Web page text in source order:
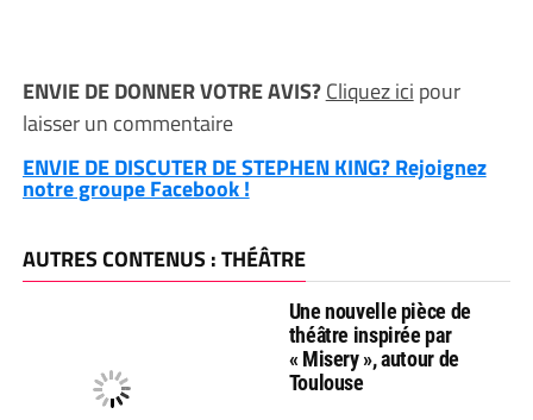
ENVIE DE DONNER VOTRE AVIS?Cliquez ici pour
laisser un commentaire
ENVIE DE DISCUTER DE STEPHEN KING? Rejoignez
notre groupe Facebook !
AUTRES CONTENUS : THÉÂTRE
Une nouvelle pièce de
théâtre inspirée par
« Misery », autour de
Toulouse